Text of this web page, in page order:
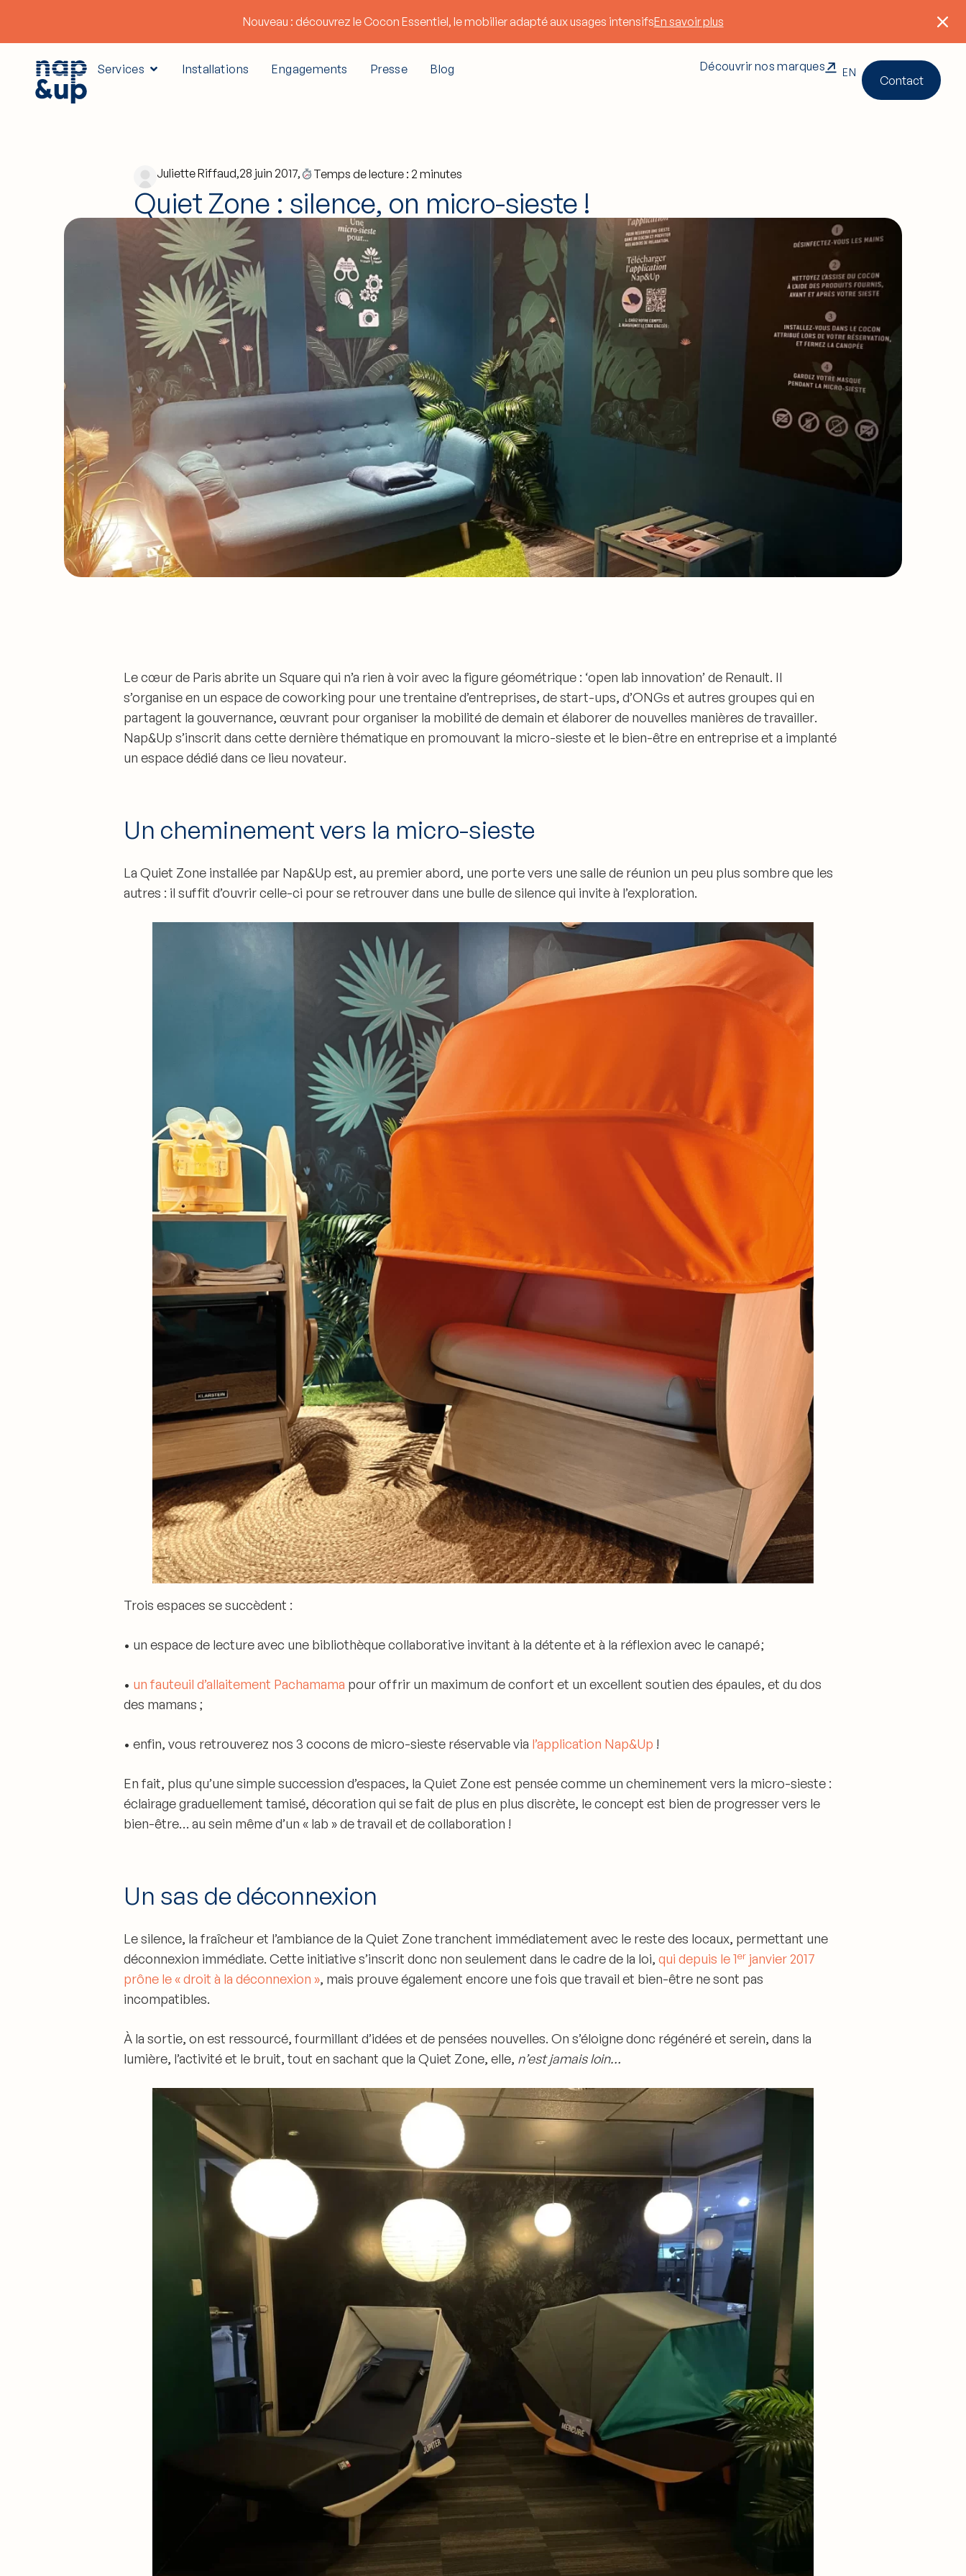
Nouveau : découvrez le Cocon Essentiel, le mobilier adapté aux usages intensifsEn savoir plus
Services Installations Engagements Presse Blog Découvrir nos marques EN
Contact
Juliette Riffaud,28 juin 2017, Temps de lecture : 2 minutes
Quiet Zone : silence, on micro-sieste !
Le cœur de Paris abrite un Square qui n’a rien à voir avec la figure géométrique : ‘open lab innovation’de Renault. Il
s’organise en un espace de coworking pour une trentaine d’entreprises, de start-ups, d’ONGs et autres groupes qui en
partagent la gouvernance, œuvrant pourorganiser la mobilité de demain et élaborer de nouvelles manières de travailler.
Nap&Up s’inscrit dans cette dernière thématique en promouvant la micro-sieste et le bien-être en entreprise et a implanté
un espace dédié dans ce lieu novateur.
Un cheminement vers la micro-sieste
La Quiet Zone installée par Nap&Up est, au premier abord, une porte vers une salle de réunion un peu plus sombre que les
autres : il suffit d’ouvrir celle­-ci pour se retrouver dans une bulle de silence qui invite à l’exploration.
Trois espaces se succèdent :
• un espace de lecture avec une bibliothèque collaborative invitant à la détente et à la réflexion avec le canapé ;
• un fauteuil d’allaitement Pachamama pour offrir un maximum de confort et un excellent soutien des épaules, et du dos
des mamans ;
• enfin, vous retrouverez nos 3 cocons de micro-sieste réservable via l’application Nap&Up !
En fait, plus qu’une simple succession d’espaces, la Quiet Zone est pensée comme un cheminement vers la micro-sieste :
éclairage graduellement tamisé, décoration qui se fait de plus en plus discrète, le concept est bien de progresser vers le
bien-être… au sein même d’un « lab » de travail et de collaboration !
Un sas de déconnexion
Le silence, la fraîcheur et l’ambiance de la Quiet Zone tranchent immédiatement avec le reste des locaux, permettant une
déconnexion immédiate. Cette initiative s’inscrit donc non seulement dans le cadre de la loi, qui depuis le 1er janvier 2017
prône le « droit à la déconnexion », mais prouve également encore une fois que travail et bien-être ne sont pas
incompatibles.
À la sortie, on est ressourcé, fourmillant d’idées et de pensées nouvelles. On s’éloigne donc régénéré et serein, dans la
lumière, l’activité et le bruit, tout en sachant que la Quiet Zone, elle, n’est jamais loin…